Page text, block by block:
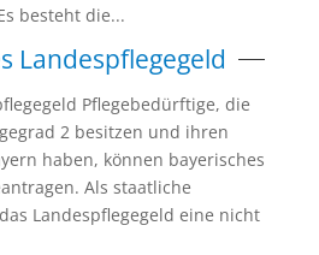
besteht die...
Landespflegegeld
Pflegebedürftige, die
2 besitzen und ihren
haben, können bayerisches
Als staatliche
Landespflegegeld eine nicht